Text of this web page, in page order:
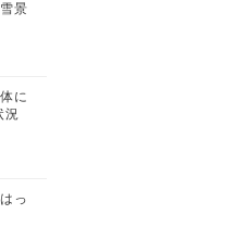
景
に
況
っ